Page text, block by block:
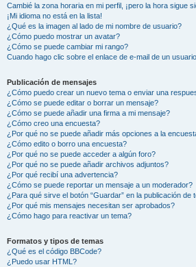
Cambié la zona horaria en mi perfil, ¡pero la hora sigue
¡Mi idioma no está en la lista!
¿Qué es la imagen al lado de mi nombre de usuario?
¿Cómo puedo mostrar un avatar?
¿Cómo se puede cambiar mi rango?
Cuando hago clic sobre el enlace de e-mail de un
Publicación de mensajes
¿Cómo puedo crear un nuevo tema o enviar una
¿Cómo se puede editar o borrar un mensaje?
¿Cómo se puede añadir una firma a mi mensaje?
¿Cómo creo una encuesta?
¿Por qué no se puede añadir más opciones a la
¿Cómo edito o borro una encuesta?
¿Por qué no se puede acceder a algún foro?
¿Por qué no se puede añadir archivos adjuntos?
¿Por qué recibí una advertencia?
¿Cómo se puede reportar un mensaje a un moderador?
¿Para qué sirve el botón “Guardar” en la publicación de
¿Por qué mis mensajes necesitan ser aprobados?
¿Cómo hago para reactivar un tema?
Formatos y tipos de temas
¿Qué es el código BBCode?
¿Puedo usar HTML?